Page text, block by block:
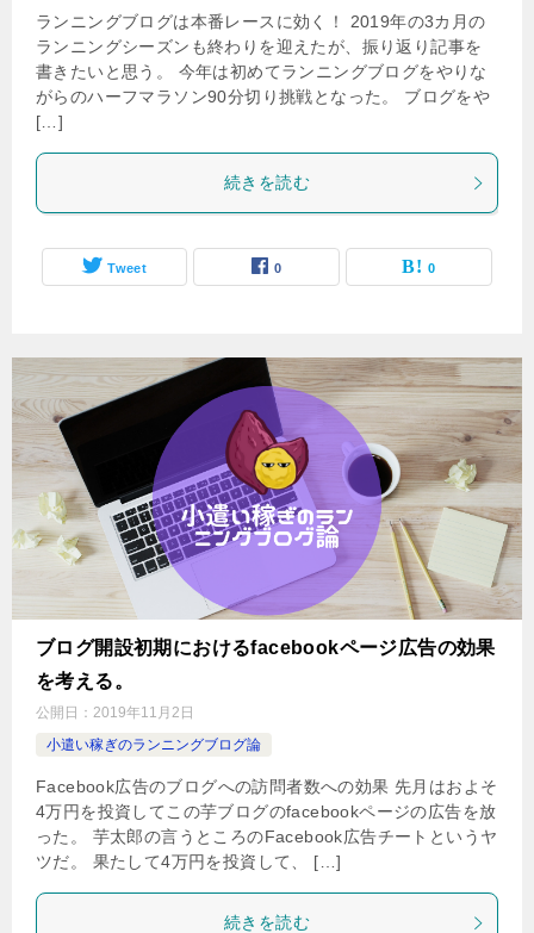
ランニングブログは本番レースに効く！ 2019年の3カ月の
ランニングシーズンも終わりを迎えたが、振り返り記事を
書きたいと思う。 今年は初めてランニングブログをやりな
がらのハーフマラソン90分切り挑戦となった。 ブログをや
[…]
続きを読む
Tweet 0 0
ブログ開設初期におけるfacebookページ広告の効果
を考える。
公開日： 2019年11月2日
小遣い稼ぎのランニングブログ論
Facebook広告のブログへの訪問者数への効果 先月はおよそ
4万円を投資してこの芋ブログのfacebookページの広告を放
った。 芋太郎の言うところのFacebook広告チートというヤ
ツだ。 果たして4万円を投資して、 […]
続きを読む